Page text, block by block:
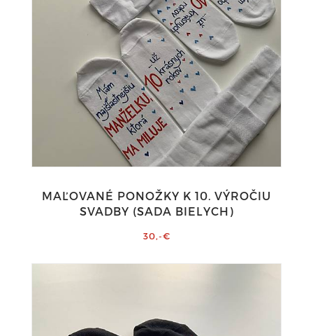
MAĽOVANÉ PONOŽKY K 10. VÝROČIU
SVADBY (SADA BIELYCH)
30,-€